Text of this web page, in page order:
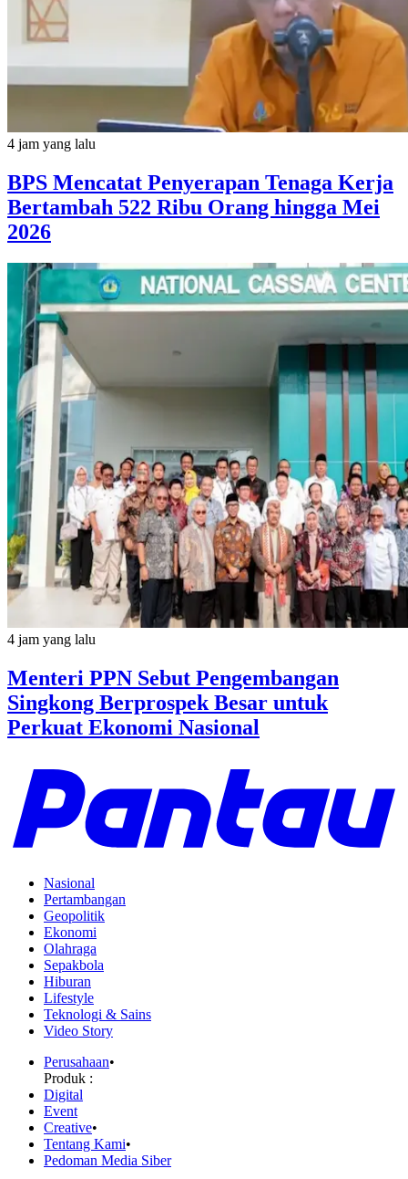
4 jam yang lalu
BPS Mencatat Penyerapan Tenaga Kerja
Bertambah 522 Ribu Orang hingga Mei
2026
4 jam yang lalu
Menteri PPN Sebut Pengembangan
Singkong Berprospek Besar untuk
Perkuat Ekonomi Nasional
Nasional
Pertambangan
Geopolitik
Ekonomi
Olahraga
Sepakbola
Hiburan
Lifestyle
Teknologi & Sains
Video Story
Perusahaan•
Produk :
Digital
Event
Creative•
Tentang Kami•
Pedoman Media Siber